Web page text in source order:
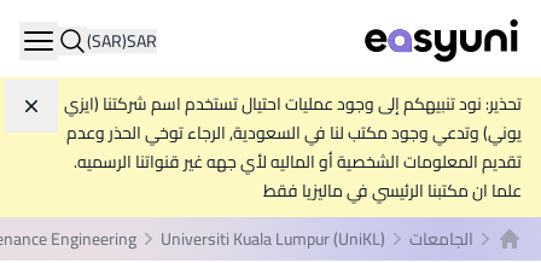
SAR
(SAR)
تحذير: نود تنبيهكم إلى وجود عمليات احتيال تستخدم اسم شركتنا (ايزي
يوني) وتدعي وجود مكتب لنا في السعودية, الرجاء توخي الحذر وعدم
تقديم المعلومات الشخصية أو الماليه لأي جهه غير قنواتنا الرسميه.
علما ان مكتبنا الرئيسي في ماليزيا فقط
الجامعات Universiti Kuala Lumpur (UniKL)
Engineering